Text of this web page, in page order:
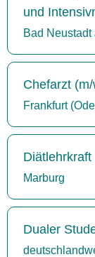
und
Bad
Chefarzt
Frankfurt
Diätlehrkraft
Marburg
Dualer